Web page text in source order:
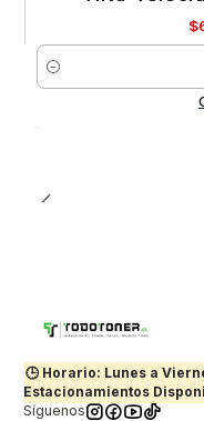
Cantidad
🕒 Horario: Lunes a
Estacionamientos
Síguenos